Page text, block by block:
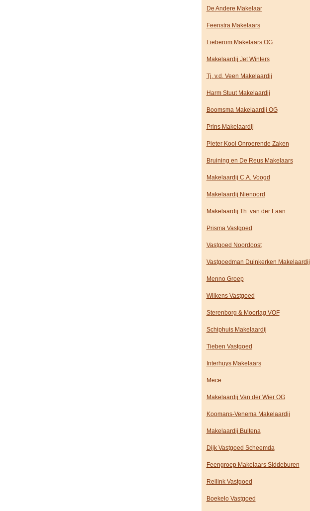
De Andere Makelaar
Feenstra Makelaars
Lieberom Makelaars OG
Makelaardij Jet Winters
Tj. v.d. Veen Makelaardij
Harm Stuut Makelaardij
Boomsma Makelaardij OG
Prins Makelaardij
Pieter Kooi Onroerende Zaken
Bruining en De Reus Makelaars
Makelaardij C.A. Voogd
Makelaardij Nienoord
Makelaardij Th. van der Laan
Prisma Vastgoed
Vastgoed Noordoost
Vastgoedman Duinkerken Makelaardij
Menno Groep
Wilkens Vastgoed
Sterenborg & Moorlag VOF
Schiphuis Makelaardij
Tieben Vastgoed
Interhuys Makelaars
Mece
Makelaardij Van der Wier OG
Koomans-Venema Makelaardij
Makelaardij Bultena
Dijk Vastgoed Scheemda
Feengroep Makelaars Siddeburen
Reilink Vastgoed
Boekelo Vastgoed